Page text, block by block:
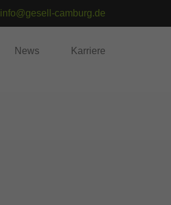
info@gesell-camburg.de
News Karriere